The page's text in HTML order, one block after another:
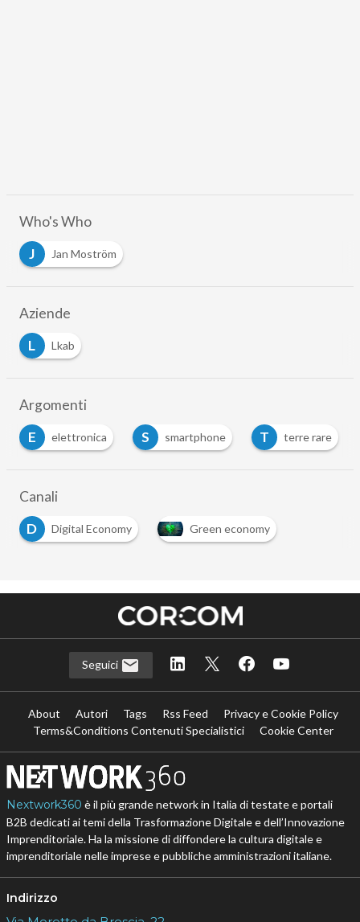
Who's Who
J
Jan Moström
Aziende
L
Lkab
Argomenti
E
elettronica S smartphone T terre rare
Canali
D
Digital Economy Green economy
Seguici
About Autori Tags Rss Feed
Privacy e Cookie Policy
Terms&Conditions Contenuti Specialistici
Cookie Center
Nextwork360 è il più grande network in Italia di testate e portali
B2B dedicati ai temi della Trasformazione Digitale e dell’Innovazione
Imprenditoriale. Ha la missione di diffondere la cultura digitale e
imprenditoriale nelle imprese e pubbliche amministrazioni italiane.
Indirizzo